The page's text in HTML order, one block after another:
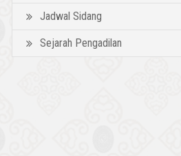
Jadwal Sidang
Sejarah Pengadilan